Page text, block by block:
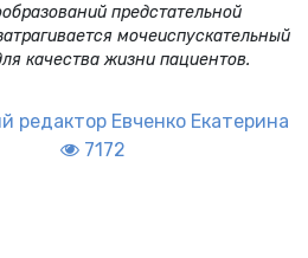
предстательной
мочеиспускательный
качества жизни пациентов.
редактор Евченко Екатерина
7172